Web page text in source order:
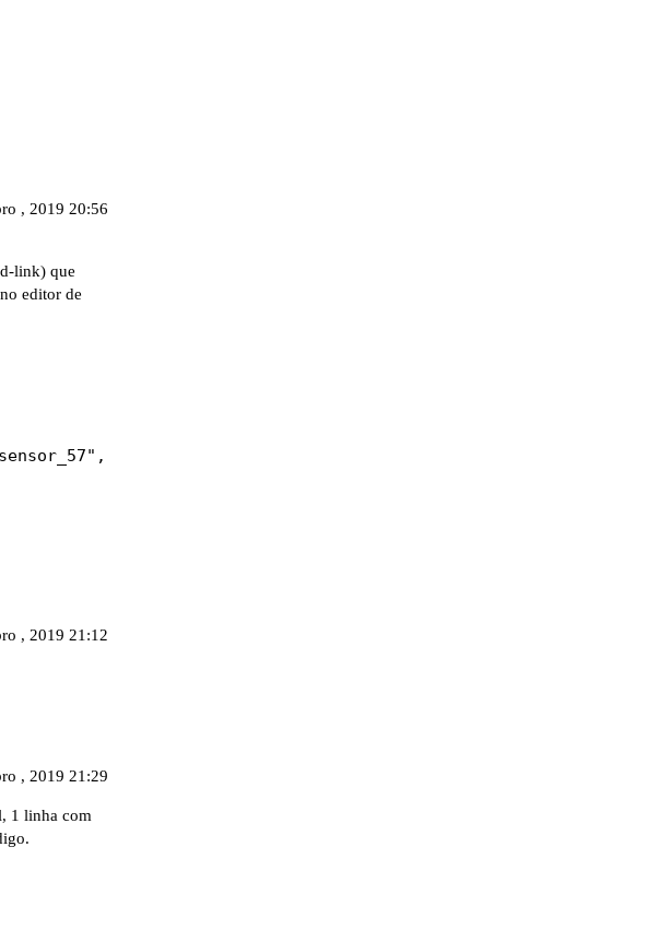
, 2019 20:56
link) que
editor de
"on") %}Aberta{% else %}Fechada{% endif %}'
, 2019 21:12
, 2019 21:29
1 linha com